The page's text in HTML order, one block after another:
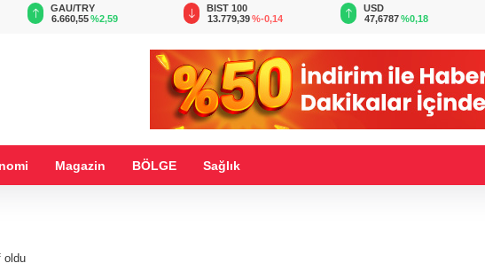
BIST 100
13.779,39%-0,14
USD
47,6787%0,18
EUR
55,1254 %0,32
Magazin BÖLGE Sağlık
oldu